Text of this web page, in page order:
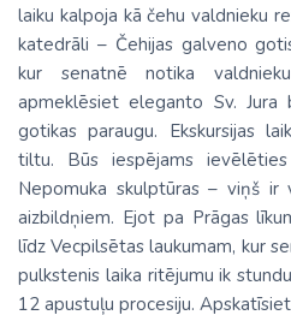
laiku kalpoja kā čehu valdnieku
katedrāli – Čehijas galveno
kur senatnē notika
apmeklēsiet eleganto Sv.
gotikas paraugu. Ekskursijas
tiltu. Būs iespējams
Nepomuka skulptūras – viņš ir
aizbildņiem. Ejot pa Prāgas
līdz Vecpilsētas laukumam, kur
pulkstenis laika ritējumu ik
12 apustuļu procesiju.